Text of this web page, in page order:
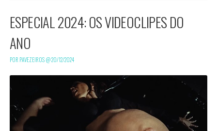
ESPECIAL 2024: OS VIDEOCLIPES DO
ANO
POR PAVEZEIROS @20/12/2024